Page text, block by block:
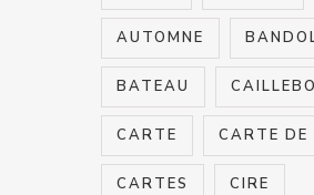
AUTOMNE
BATEAU
CARTE CARTE DE
CARTES CIRE